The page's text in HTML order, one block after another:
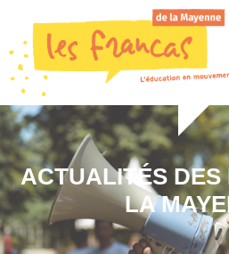
Panneau de gestion des cookies
ACTUALITÉS DES
LA